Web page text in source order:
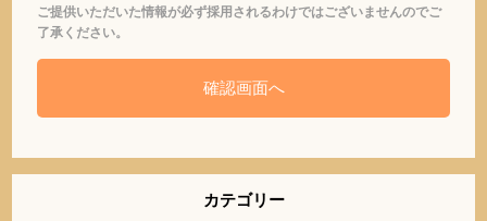
ご提供いただいた情報が必ず採用されるわけではございませんのでご
了承ください。
カテゴリー